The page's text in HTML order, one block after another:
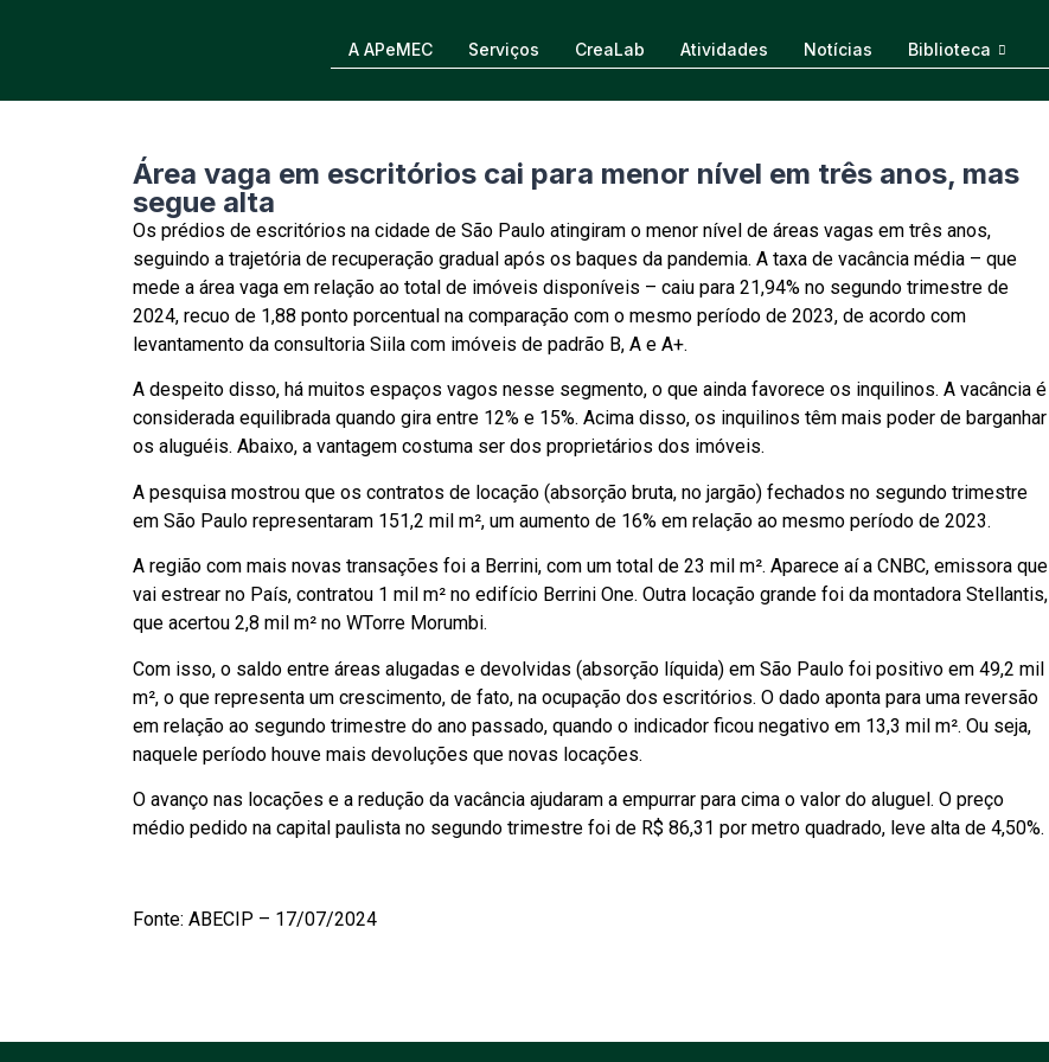
A APeMEC Serviços CreaLab Atividades Notícias Biblioteca
Área vaga em escritórios cai para menor nível em três anos, mas
segue alta
Os prédios de escritórios na cidade de São Paulo atingiram o menor nível de áreas vagas em três anos,
seguindo a trajetória de recuperação gradual após os baques da pandemia. A taxa de vacância média – que
mede a área vaga em relação ao total de imóveis disponíveis – caiu para 21,94% no segundo trimestre de
2024, recuo de 1,88 ponto porcentual na comparação com o mesmo período de 2023, de acordo com
levantamento da consultoria Siila com imóveis de padrão B, A e A+.
A despeito disso, há muitos espaços vagos nesse segmento, o que ainda favorece os inquilinos. A vacância é
considerada equilibrada quando gira entre 12% e 15%. Acima disso, os inquilinos têm mais poder de barganhar
os aluguéis. Abaixo, a vantagem costuma ser dos proprietários dos imóveis.
A pesquisa mostrou que os contratos de locação (absorção bruta, no jargão) fechados no segundo trimestre
em São Paulo representaram 151,2 mil m², um aumento de 16% em relação ao mesmo período de 2023.
A região com mais novas transações foi a Berrini, com um total de 23 mil m². Aparece aí a CNBC, emissora que
vai estrear no País, contratou 1 mil m² no edifício Berrini One. Outra locação grande foi da montadora Stellantis,
que acertou 2,8 mil m² no WTorre Morumbi.
Com isso, o saldo entre áreas alugadas e devolvidas (absorção líquida) em São Paulo foi positivo em 49,2 mil
m², o que representa um crescimento, de fato, na ocupação dos escritórios. O dado aponta para uma reversão
em relação ao segundo trimestre do ano passado, quando o indicador ficou negativo em 13,3 mil m². Ou seja,
naquele período houve mais devoluções que novas locações.
O avanço nas locações e a redução da vacância ajudaram a empurrar para cima o valor do aluguel. O preço
médio pedido na capital paulista no segundo trimestre foi de R$ 86,31 por metro quadrado, leve alta de 4,50%.
Fonte: ABECIP – 17/07/2024